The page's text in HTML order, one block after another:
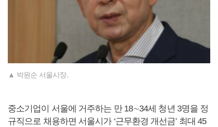
▲ 박원순 서울시장.
중소기업이 서울에 거주하는 만 18∼34세 청년 3명을 정
규직으로 채용하면 서울시가 ‘근무환경 개선금’ 최대 45